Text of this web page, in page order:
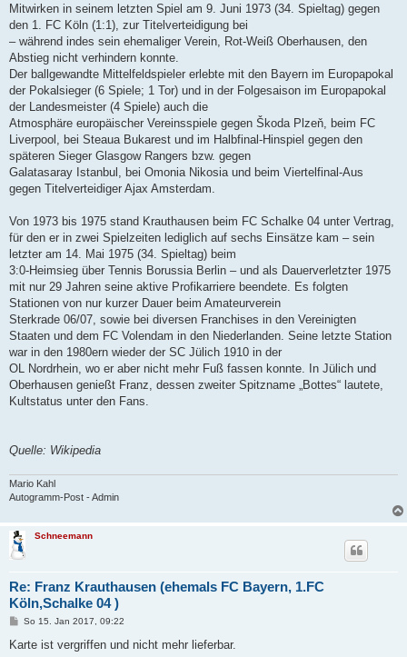
Mitwirken in seinem letzten Spiel am 9. Juni 1973 (34. Spieltag) gegen
den 1. FC Köln (1:1), zur Titelverteidigung bei
– während indes sein ehemaliger Verein, Rot-Weiß Oberhausen, den
Abstieg nicht verhindern konnte.
Der ballgewandte Mittelfeldspieler erlebte mit den Bayern im Europapokal
der Pokalsieger (6 Spiele; 1 Tor) und in der Folgesaison im Europapokal
der Landesmeister (4 Spiele) auch die
Atmosphäre europäischer Vereinsspiele gegen Škoda Plzeň, beim FC
Liverpool, bei Steaua Bukarest und im Halbfinal-Hinspiel gegen den
späteren Sieger Glasgow Rangers bzw. gegen
Galatasaray Istanbul, bei Omonia Nikosia und beim Viertelfinal-Aus
gegen Titelverteidiger Ajax Amsterdam.
Von 1973 bis 1975 stand Krauthausen beim FC Schalke 04 unter Vertrag,
für den er in zwei Spielzeiten lediglich auf sechs Einsätze kam – sein
letzter am 14. Mai 1975 (34. Spieltag) beim
3:0-Heimsieg über Tennis Borussia Berlin – und als Dauerverletzter 1975
mit nur 29 Jahren seine aktive Profikarriere beendete. Es folgten
Stationen von nur kurzer Dauer beim Amateurverein
Sterkrade 06/07, sowie bei diversen Franchises in den Vereinigten
Staaten und dem FC Volendam in den Niederlanden. Seine letzte Station
war in den 1980ern wieder der SC Jülich 1910 in der
OL Nordrhein, wo er aber nicht mehr Fuß fassen konnte. In Jülich und
Oberhausen genießt Franz, dessen zweiter Spitzname „Bottes“ lautete,
Kultstatus unter den Fans.
Quelle: Wikipedia
Mario Kahl
Autogramm-Post - Admin
Schneemann
Re: Franz Krauthausen (ehemals FC Bayern, 1.FC
Köln,Schalke 04 )
B
i
So 15. Jan 2017, 09:22
Karte ist vergriffen und nicht mehr lieferbar.